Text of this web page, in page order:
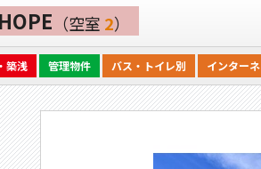
HOPE （空室 2）
築浅 管理物件 バス・トイレ別 インター